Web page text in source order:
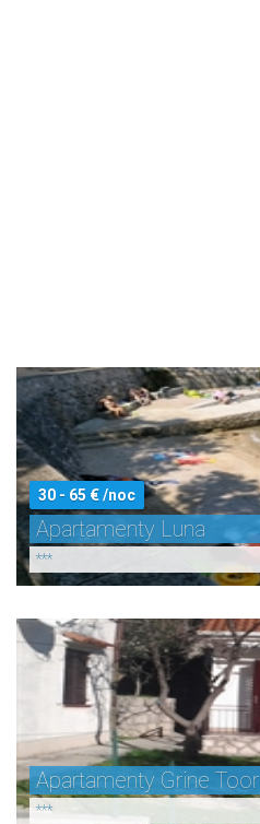
30 - 65 € /noc
Apartamenty Luna
***
Apartamenty Grine Toor
***